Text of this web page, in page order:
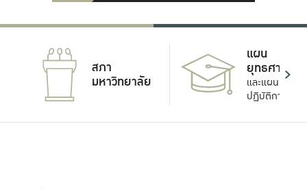
สภา
มหาวิทยาลัย
แผน
ยุทธศาสตร์
และแผน
ปฏิบัติการ